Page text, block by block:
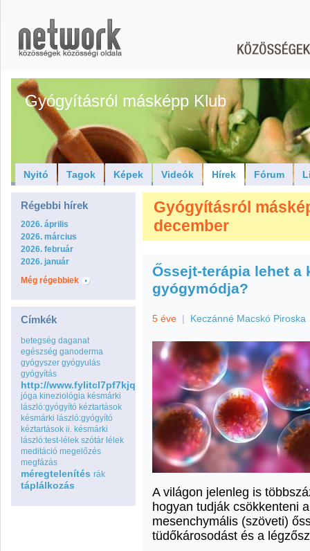
Gyógyításról másképp Klub
Nyitó Tagok Képek Videók Hírek Fórum
Régebbi hírek
2026. április
2026. március
2026. február
2026. január
Még régebbiek
Címkék
betegség daganat
egészség ganoderma
gyógyszer gyógyulás
gyógyítás
http://www.fylitcl7pf7kjqdduolqouaxtxbj5ing.com
jóga kineziológia késmárki
lászló:gyógyító kéztartások
késmárki lászló:gyógyító
kéztartások ii. késmárki
lászló:test-lélek szótár lélek
meditáció megelőzés
megfázás
méregtelenítés rák
táplálkozás
Gyógyításról
december
Őssejt-terápia lehet
gyógymódja?
5 éve | Keczánné Macskó Piroska
A világon jelenleg is
hogyan tudják csökkenteni
mesenchymális (szöveti)
tüdőkárosodást és a